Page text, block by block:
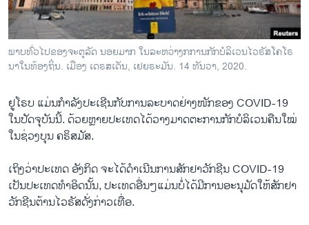
ທຸລະກິດ
ພາສາອັງກິດ
ວີດີໂອ
ລາຍການກະຈາຍສຽງ
ລາຍງານ
ຕິດຕາມພວກເຮົາ ທີ່
ພາສາຕ່າງໆ
ພາບທົ່ວໄປຂອງຈະຕຸລັດ ນອຍມາກ ໃນລະຫວ່າງກການກັກບໍລິເວນໄວຣັສໂຄໂຣ
ນາໃນທ້ອງຖິ່ນ. ເມືອງ ເດຣສເດັນ, ເຢຍຣະມັນ. 14 ທັນວາ, 2020.
ຢູໂຣບ ແມ່ນກຳລັງປະເຊີນກັບການລະບາດຢ່າງໜັກຂອງ COVID-19
ໃນປັດຈຸບັນນີ້. ດ້ວຍຫຼາຍປະເທດໄດ້ວາງມາດຕະການກັກບໍລິເວນຄືນໃໝ່
ໃນຊ່ວງບຸນ ຄຣິສມັສ.
ເຖິງວ່າປະເທດ ອັງກິດ ຈະໄດ້ດຳເນີນການສັກຢາວັກຊີນ COVID-19
ເປັນປະເທດທຳອິດນັ້ນ, ປະເທດອື່ນໆແມ່ນບໍ່ໄດ້ມີການອະນຸມັດໃຫ້ສັກຢາ
ວັກຊີນຕ້ານໄວຣັສດັ່ງກ່າວເທື່ອ.